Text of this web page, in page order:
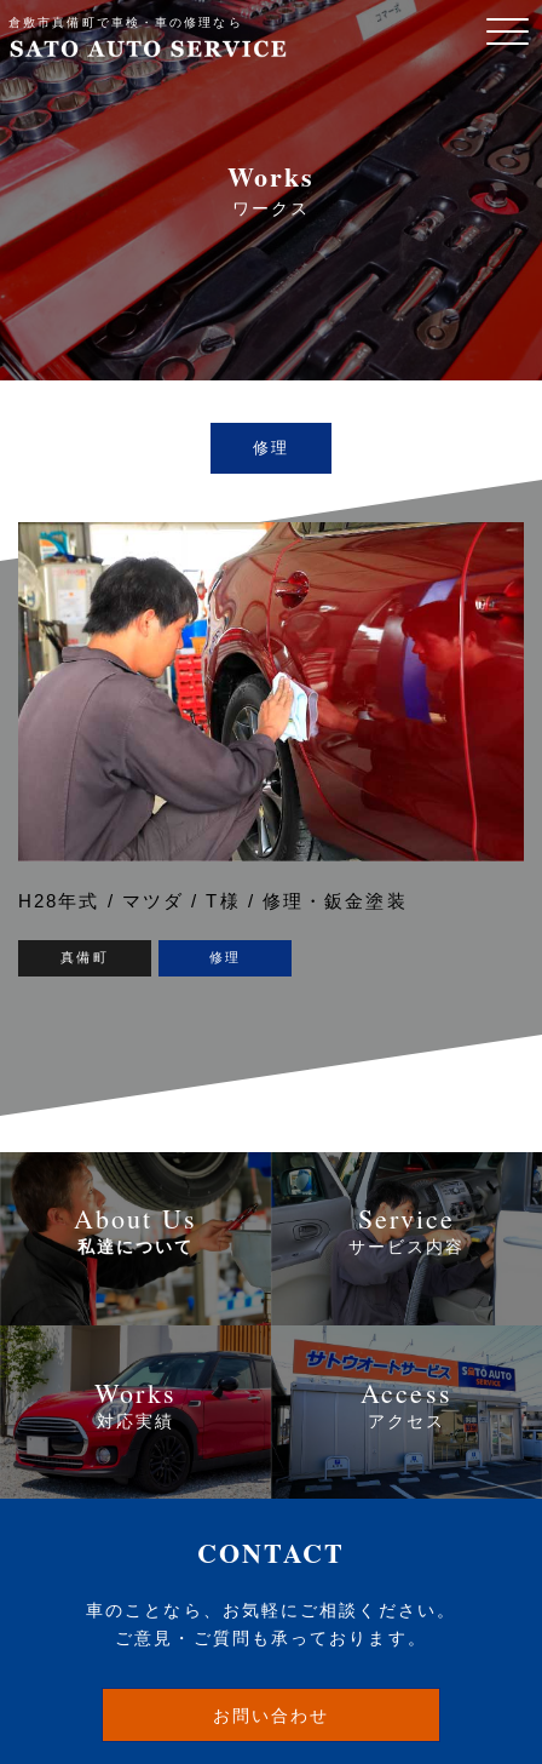
倉敷市真備町で車検・車の修理なら
Works
ワークス
修理
H28年式 / マツダ / T様 / 修理・鈑金塗装
真備町 修理
About Us
私達について
Service
サービス内容
Works
対応実績
Access
アクセス
CONTACT
車のことなら、お気軽にご相談ください。
ご意見・ご質問も承っております。
お問い合わせ